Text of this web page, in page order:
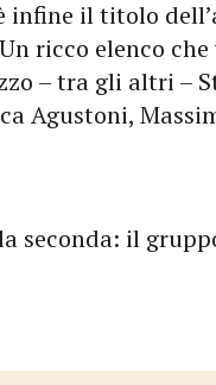
infine il titolo
ricco elenco
– tra gli altri –
Agustoni,
seconda: il